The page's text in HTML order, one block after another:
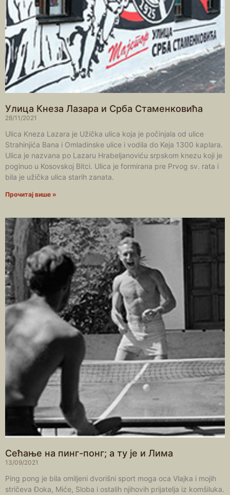
Улица Кнеза Лазара и Срба Стаменковића
28/11/2021
Ulica Kneza Lazara je Užička ulica koja je počinjala od ulice
Strahinjića Bana i Omladinske ulice i vodila do Keja 1300 kaplara.
Ulica je nazvana po Lazaru Hrabeljanoviću srpskom knezu koji je
poginuo u Kosovskoj Bitci. Ulica je formirana pre Prvog sv. rata i
bila je užička ulica starih zanata.
Прочитај више »
Сећање на пинг-понг; а ту је и Лима
13/09/2021
Ping pong je bila omiljeni dvorišni sport moga oca Vlajka i mojih
stričeva Đoka, Miće, Sloba i ostalih njihovih prijatelja iz komšiluka.